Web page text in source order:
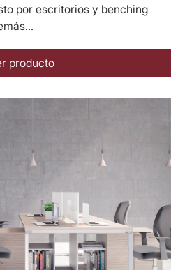
por escritorios y benching
producto